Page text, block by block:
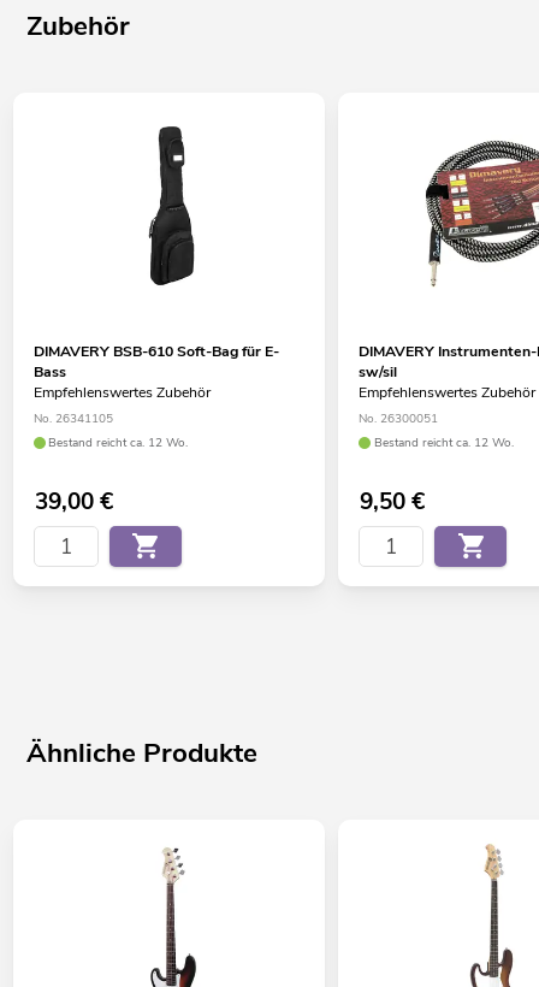
Zubehör
DIMAVERY BSB-610 Soft-Bag für E-
Bass
Empfehlenswertes Zubehör
No. 26341105
Bestand reicht ca. 12 Wo.
39,00€
DIMAVERY
sw/sil
Empfehlenswertes Zubehör
No. 26300051
Bestand reicht ca. 12 Wo.
9,50€
Ähnliche Produkte